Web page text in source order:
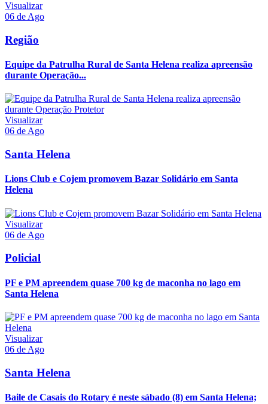
Visualizar
06 de Ago
Região
Equipe da Patrulha Rural de Santa Helena realiza apreensão
durante Operação...
Visualizar
06 de Ago
Santa Helena
Lions Club e Cojem promovem Bazar Solidário em Santa
Helena
Visualizar
06 de Ago
Policial
PF e PM apreendem quase 700 kg de maconha no lago em
Santa Helena
Visualizar
06 de Ago
Santa Helena
Baile de Casais do Rotary é neste sábado (8) em Santa Helena;